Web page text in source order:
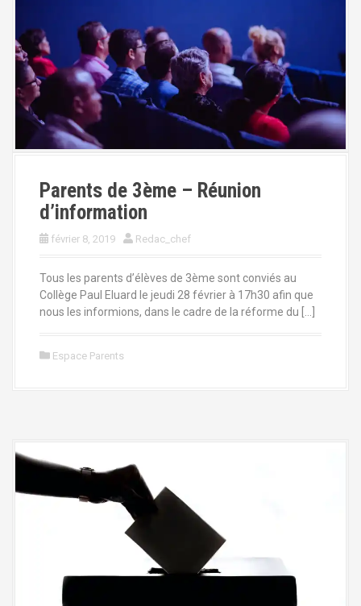
Parents de 3ème – Réunion
d’information
février 8, 2019 Redac_chef
Tous les parents d’élèves de 3ème sont conviés au
Collège Paul Eluard le jeudi 28 février à 17h30 afin que
nous les informions, dans le cadre de la réforme du […]
Espace Parents